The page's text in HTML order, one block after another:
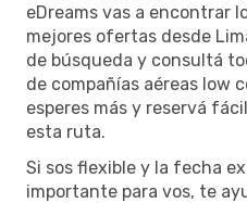
eDreams vas a encontrar
mejores ofertas desde
de búsqueda y consultá
de compañías aéreas low
esperes más y reservá
esta ruta.
Si sos flexible y la fecha
importante para vos, te